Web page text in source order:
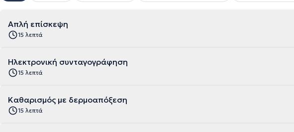
Απλή επίσκεψη
15 λεπτά
Ηλεκτρονική συνταγογράφηση
15 λεπτά
Kαθαρισμός με δερμοαπόξεση
15 λεπτά